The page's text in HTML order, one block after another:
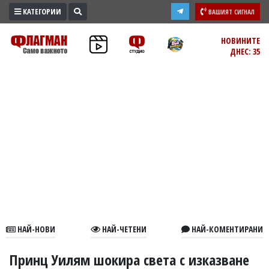
ПРОМО
ЗОНА
В
КАТЕГОРИИ ВАШИЯТ СИГНАЛ
НОВИНИТЕ
ДНЕС: 35
НАЙ-НОВИ НАЙ-ЧЕТЕНИ НАЙ-КОМЕНТИРАНИ
Принц Уилям шокира света с изказване